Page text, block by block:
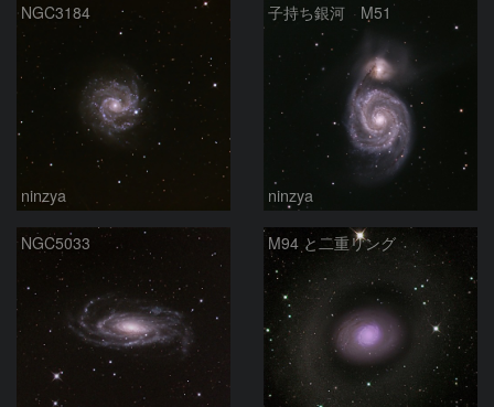
NGC3184
ninzya
子持ち銀河 M51
ninzya
NGC5033 M94 と二重リング